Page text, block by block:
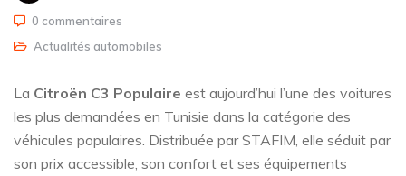
0 commentaires
Actualités automobiles
La Citroën C3 Populaire est aujourd’hui l’une des voitures
les plus demandées en Tunisie dans la catégorie des
véhicules populaires. Distribuée par STAFIM, elle séduit par
son prix accessible, son confort et ses équipements